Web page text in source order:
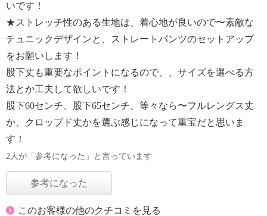
いです！
★ストレッチ性のある生地は、着心地が良いので〜素敵な
チュニックデザインと、ストレートパンツのセットアップ
をお願いします！
股下丈も重要なポイントになるので、、サイズを選べる方
法とか工夫して欲しいです！
股下60センチ、股下65センチ、等々なら〜フルレングス丈
か、クロップド丈かを選ぶ感じになって重宝だと思いま
す！
2人が「参考になった」と言っています
参考になった
このお客様の他のクチコミを見る